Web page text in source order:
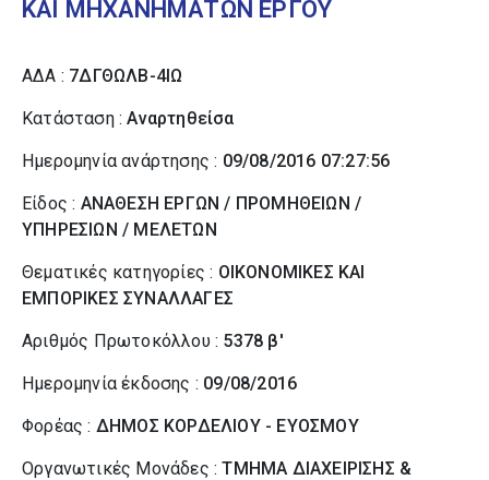
ΚΑΙ ΜΗΧΑΝΗΜΑΤΩΝ ΕΡΓΟΥ
ΑΔΑ : 7ΔΓΘΩΛΒ-4ΙΩ
Κατάσταση :Αναρτηθείσα
Ημερομηνία ανάρτησης : 09/08/2016 07:27:56
Είδος : ΑΝΑΘΕΣΗ ΕΡΓΩΝ / ΠΡΟΜΗΘΕΙΩΝ /
ΥΠΗΡΕΣΙΩΝ / ΜΕΛΕΤΩΝ
Θεματικές κατηγορίες : ΟΙΚΟΝΟΜΙΚΕΣ ΚΑΙ
ΕΜΠΟΡΙΚΕΣ ΣΥΝΑΛΛΑΓΕΣ
Αριθμός Πρωτοκόλλου : 5378 β'
Ημερομηνία έκδοσης : 09/08/2016
Φορέας : ΔΗΜΟΣ ΚΟΡΔΕΛΙΟΥ - ΕΥΟΣΜΟΥ
Οργανωτικές Μονάδες :ΤΜΗΜΑ ΔΙΑΧΕΙΡΙΣΗΣ &